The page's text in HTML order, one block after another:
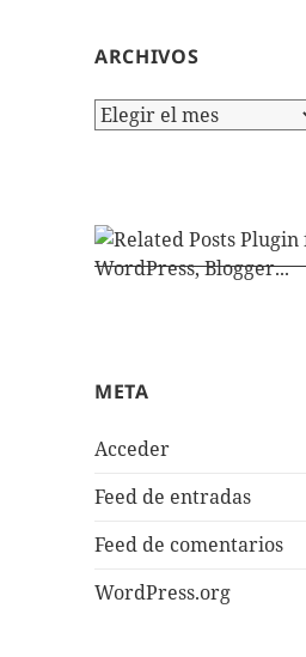
ARCHIVOS
Archivos
META
Acceder
Feed de entradas
Feed de comentarios
WordPress.org